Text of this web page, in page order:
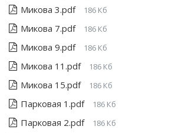
Микова 3.pdf 186 Кб
Микова 7.pdf 186 Кб
Микова 9.pdf 186 Кб
Микова 11.pdf 186 Кб
Микова 15.pdf 186 Кб
Парковая 1.pdf 186 Кб
Парковая 2.pdf 186 Кб